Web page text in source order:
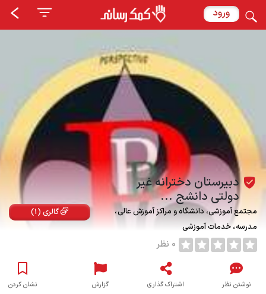
ورود
دبیرستان دخترانه غیر
دولتی دانشج ...
مجتمع آموزشی، دانشگاه و مراکز آموزش عالی
مدرسه خدمات آموزشی
گالری (1)
0 نظر
نوشتن نظر اشتراک گذاری گزارش نشان کردن